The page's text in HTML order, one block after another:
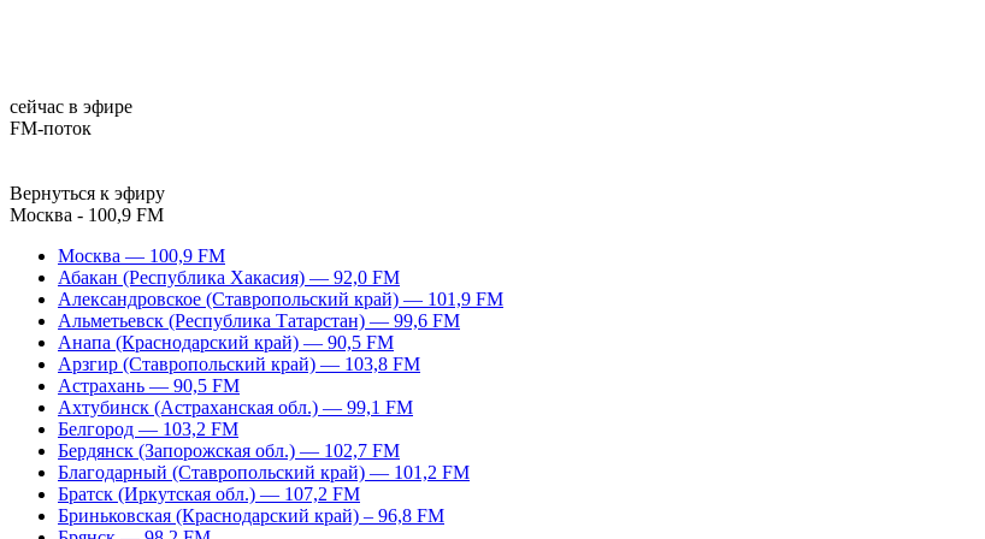
сейчас в эфире
FM-поток
Вернуться к эфиру
Москва - 100,9 FM
Москва — 100,9 FM
Абакан (Республика Хакасия) — 92,0 FM
Александровское (Ставропольский край) — 101,9 FM
Альметьевск (Республика Татарстан) — 99,6 FM
Анапа (Краснодарский край) — 90,5 FM
Арзгир (Ставропольский край) — 103,8 FM
Астрахань — 90,5 FM
Ахтубинск (Астраханская обл.) — 99,1 FM
Белгород — 103,2 FM
Бердянск (Запорожская обл.) — 102,7 FM
Благодарный (Ставропольский край) — 101,2 FM
Братск (Иркутская обл.) — 107,2 FM
Бриньковская (Краснодарский край) – 96,8 FM